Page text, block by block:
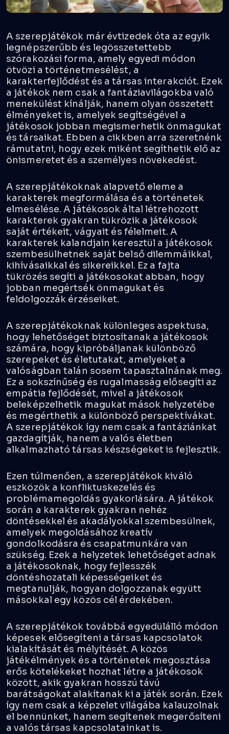
A szerepjátékok már évtizedek óta az egyik
legnépszerűbb és legösszetettebb
szórakozási forma, amely egyedi módon
ötvözi a történetmesélést, a
karakterfejlődést és a társas interakciót. Ezek
a játékok nem csak a fantáziavilágokba való
menekülést kínálják, hanem olyan összetett
élményeket is, amelyek segítségével a
játékosok jobban megismerhetik önmagukat
és társaikat. Ebben a cikkben arra szeretnénk
rámutatni, hogy ezek miként segíthetik elő az
önismeretet és a személyes növekedést.
A szerepjátékoknak alapvető eleme a
karakterek megformálása és a történetek
elmesélése. A játékosok által létrehozott
karakterek gyakran tükrözik a játékosok
saját értékeit, vágyait és félelmeit. A
karakterek kalandjain keresztül a játékosok
szembesülhetnek saját belső dilemmáikkal,
kihívásaikkal és sikereikkel. Ez a fajta
tükrözés segíti a játékosokat abban, hogy
jobban megértsék önmagukat és
feldolgozzák érzéseiket.
A szerepjátékoknak különleges aspektusa,
hogy lehetőséget biztosítanak a játékosok
számára, hogy kipróbáljanak különböző
szerepeket és életutakat, amelyeket a
valóságban talán sosem tapasztalnának meg.
Ez a sokszínűség és rugalmasság elősegíti az
empátia fejlődését, mivel a játékosok
beleképzelhetik magukat mások helyzetébe
és megérthetik a különböző perspektívákat.
A szerepjátékok így nem csak a fantáziánkat
gazdagítják, hanem a valós életben
alkalmazható társas készségeket is fejlesztik.
Ezen túlmenően, a szerepjátékok kiváló
eszközöka konfliktuskezelés és
problémamegoldás gyakorlására. A játékok
során a karakterek gyakran nehéz
döntésekkel és akadályokkal szembesülnek,
amelyek megoldásához kreatív
gondolkodásra és csapatmunkára van
szükség. Ezek a helyzetek lehetőséget adnak
a játékosoknak, hogy fejlesszék
döntéshozatali képességeiket és
megtanulják, hogyan dolgozzanak együtt
másokkal egy közös cél érdekében.
A szerepjátékok továbbá egyedülálló módon
képesek elősegíteni a társas kapcsolatok
kialakítását és mélyítését. A közös
játékélmények és a történetek megosztása
erős kötelékeket hozhat létre a játékosok
között, akik gyakran hosszú távú
barátságokat alakítanak ki a játék során. Ezek
így nem csak a képzelet világába kalauzolnak
el bennünket, hanem segítenek megerősíteni
a valós társas kapcsolatainkat is.